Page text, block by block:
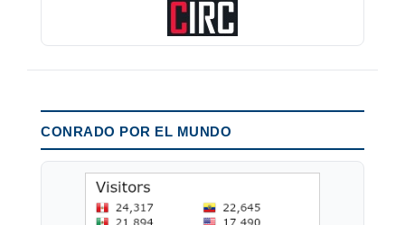
CONRADO POR EL MUNDO